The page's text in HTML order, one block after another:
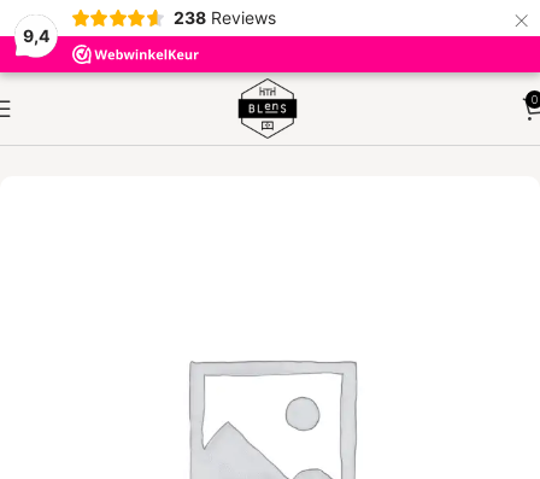
9,4
238 Reviews ×
0
BIJZETTAFELS